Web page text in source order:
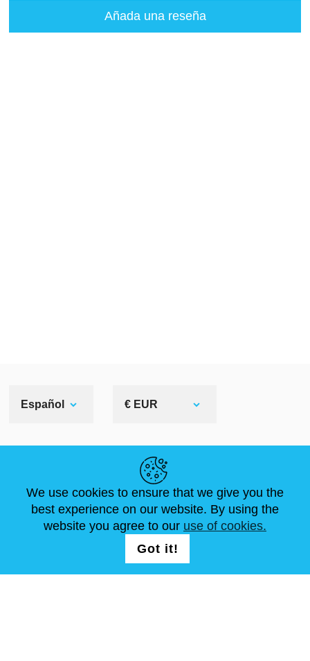
Añada una reseña
Español € EUR
NOVEDADES
ARTÍCULOS
ABOUT US
FAQ
TAMAÑOS ESTÁNDAR
CONTÁCTANOS
We use cookies to ensure that we give you the
best experience on our website. By using the
website you agree to our use of cookies.
Got it!